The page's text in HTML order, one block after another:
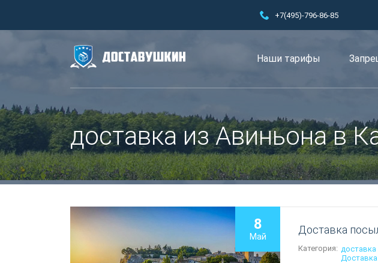
+7(495)-796-86-85
Наши тарифы
доставка из Авиньона в
8
Май
Доставка
Категория: